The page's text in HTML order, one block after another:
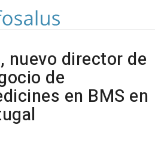
nuevo director de
de
en BMS en